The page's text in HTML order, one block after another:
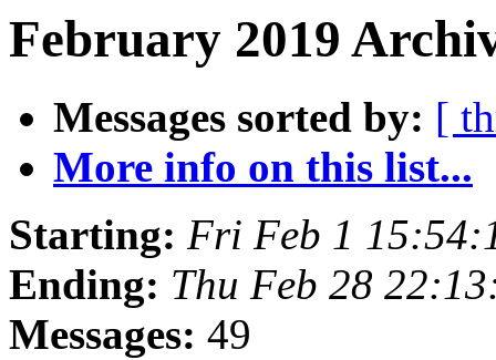
February 2019
Messages sorted by: [
More info on this list...
Starting: Fri Feb 1
Ending: Thu Feb 28
Messages: 49